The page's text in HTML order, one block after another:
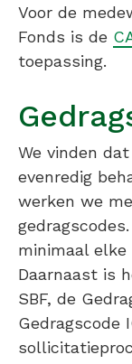
Voor de
Fonds is de
toepassing.
We vinden
evenredig
werken we
minimaal elke
Daarnaast is
SBF, de
Gedragscode